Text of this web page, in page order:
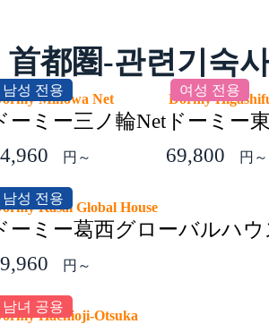
首都圏-관련기숙
남성 전용
Minowa Net
ーミー三ノ輪Net
円～
여성 전용
Dormy
ドーミー
69,800
円～
남성 전용
Kasai Global House
ーミー葛西グローバルハ
円～
남녀 공용
Hachioji-Otsuka